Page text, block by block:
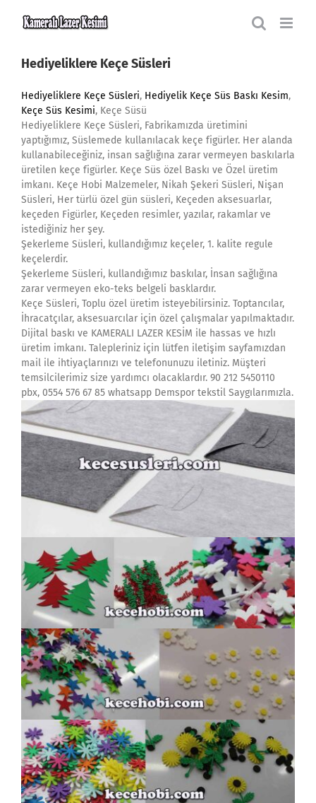
Hediyeliklere Keçe Süsleri
Hediyeliklere Keçe Süsleri, Hediyelik Keçe Süs Baskı Kesim,
Keçe Süs Kesimi, Keçe Süsü
Hediyeliklere Keçe Süsleri, Fabrikamızda üretimini
yaptığımız, Süslemede kullanılacak keçe figürler. Her alanda
kullanabileceğiniz, insan sağlığına zarar vermeyen baskılarla
üretilen keçe figürler. Keçe Süs özel Baskı ve Özel üretim
imkanı. Keçe Hobi Malzemeler, Nikah Şekeri Süsleri, Nişan
Süsleri, Her türlü özel gün süsleri, Keçeden aksesuarlar,
keçeden Figürler, Keçeden resimler, yazılar, rakamlar ve
istediğiniz her şey.
Şekerleme Süsleri, kullandığımız keçeler, 1. kalite regule
keçelerdir.
Şekerleme Süsleri, kullandığımız baskılar, İnsan sağlığına
zarar vermeyen eko-teks belgeli basklardır.
Keçe Süsleri, Toplu özel üretim isteyebilirsiniz. Toptancılar,
İhracatçılar, aksesuarcılar için özel çalışmalar yapılmaktadır.
Dijital baskı ve KAMERALI LAZER KESİM ile hassas ve hızlı
üretim imkanı. Talepleriniz için lütfen iletişim sayfamızdan
mail ile ihtiyaçlarınızı ve telefonunuzu iletiniz. Müşteri
temsilcilerimiz size yardımcı olacaklardır. 90 212 5450110
pbx, 0554 576 67 85 whatsapp Demspor tekstil Saygılarımızla.